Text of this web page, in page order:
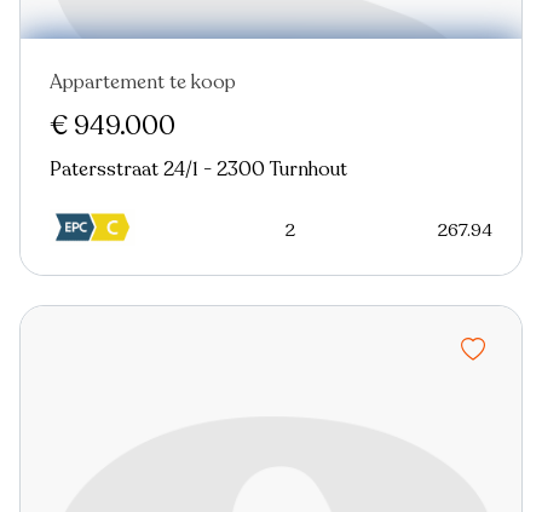
Nieuw
Appartement te koop
€ 949.000
Patersstraat 24/1 - 2300 Turnhout
2 267.94